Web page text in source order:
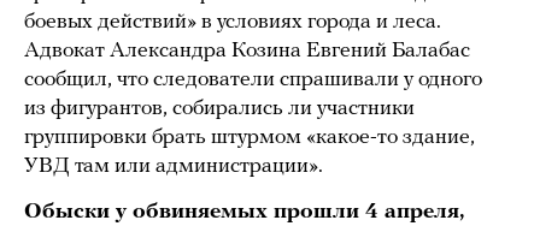
боевых действий» в условиях города и леса.
Адвокат Александра Козина Евгений Балабас
сообщил, что следователи спрашивали у одного
из фигурантов, собирались ли участники
группировки брать штурмом «какое-то здание,
УВД там или администрации».
Обыски у обвиняемых прошли 4 апреля,